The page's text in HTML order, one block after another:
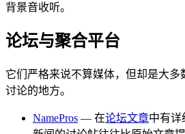
背景音收听。
论坛与聚合平台
它们严格来说不算媒体，但却是大多
讨论的地方。
NamePros — 在论坛文章中有详